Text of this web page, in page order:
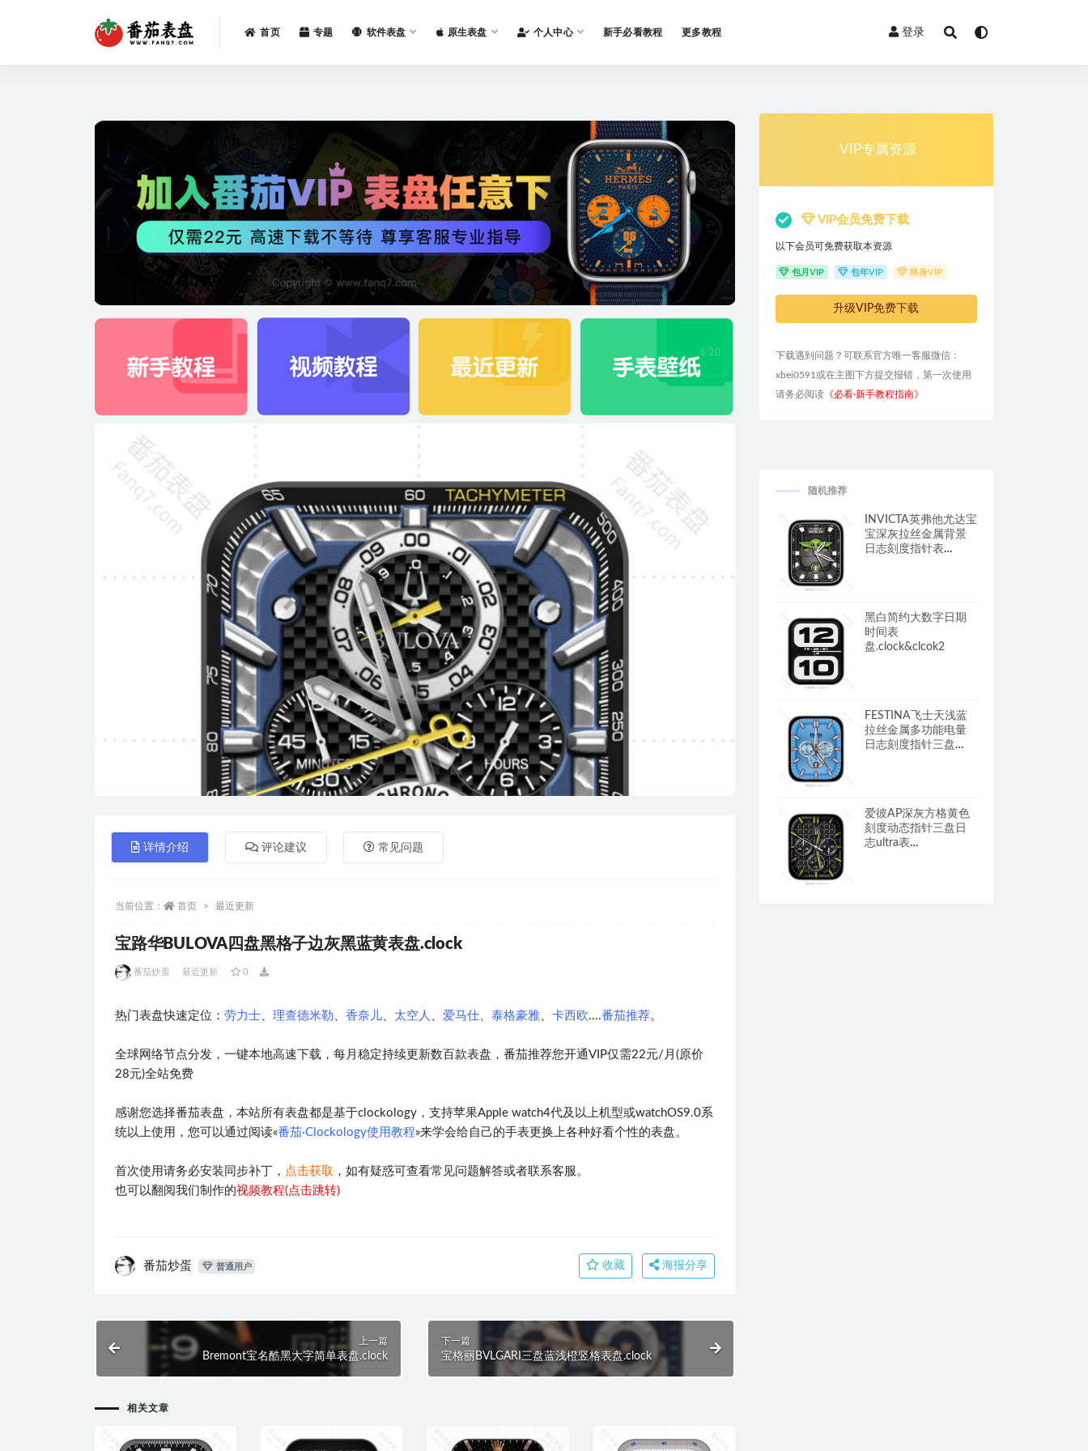
首页 专题 软件表盘 原生表盘 个人中心 新手必看教程 更多教程 登录
详情介绍 评论建议 常见问题
当前位置： 首页 最近更新
宝路华BULOVA四盘黑格子边灰黑蓝黄表盘.clock
番茄炒蛋 最近更新 0
热门表盘快速定位： 劳力士、 理查德米勒 、 香奈儿、 太空人 、 爱马仕、 泰格豪雅、 卡西欧....番茄推荐。
全球网络节点分发，一键本地高速下载，每月稳定持续更新数百款表盘，番茄推荐您开通VIP仅需22元/月(原价
28元)全站免费
感谢您选择番茄表盘，本站所有表盘都是基于clockology，支持苹果Apple watch4代及以上机型或watchOS9.0系
统以上使用，您可以通过阅读«番茄·Clockology使用教程»来学会给自己的手表更换上各种好看个性的表盘。
首次使用请务必安装同步补丁， 点击获取 ，如有疑惑可查看常见问题解答或者联系客服。
也可以翻阅我们制作的视频教程(点击跳转)
番茄炒蛋 普通用户 收藏 海报分享
上一篇
Bremont宝名酷黑大字简单表盘.clock
下一篇
宝格丽BVLGARI三盘蓝浅橙竖格表盘.clock
相关文章
VIP专属资源
VIP会员免费下载
以下会员可免费获取本资源
包月VIP 包年VIP 终身VIP
升级VIP免费下载
下载遇到问题？可联系官方唯一客服微信：
xbei0591或在主图下方提交报错，第一次使用
请务必阅读《必看·新手教程指南》
随机推荐
INVICTA英弗他尤达宝
宝深灰拉丝金属背景
日志刻度指针表
黑白简约大数字日期
时间表
盘.clock&clcok2
FESTINA飞士天浅蓝
拉丝金属多功能电量
日志刻度指针三盘
爱彼AP深灰方格黄色
刻度动态指针三盘日
志ultra表